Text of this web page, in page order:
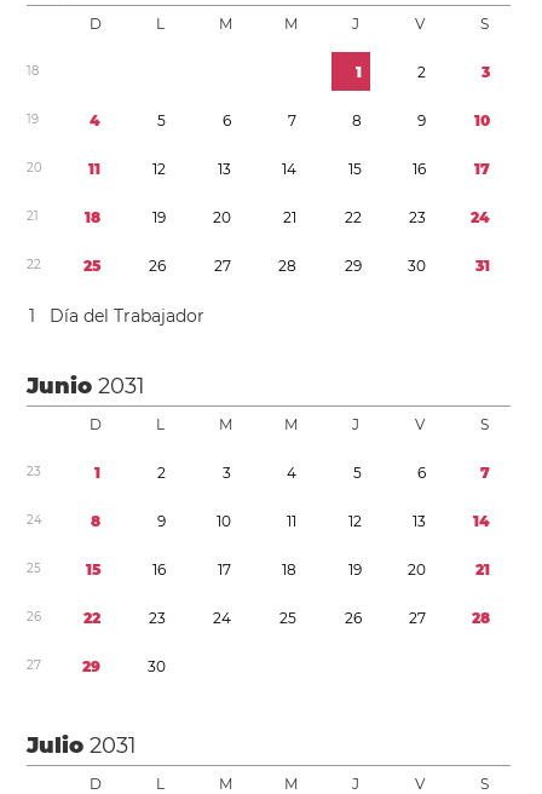
D L M M J V S
18 1 2 3
19 4 5 6 7 8 9 10
20 11 12 13 14 15 16 17
21 18 19 20 21 22 23 24
22 25 26 27 28 29 30 31
1 Día del Trabajador
Junio2031
D L M M J V S
23 1 2 3 4 5 6 7
24 8 9 10 11 12 13 14
25 15 16 17 18 19 20 21
26 22 23 24 25 26 27 28
27 29 30
Julio2031
D L M M J V S